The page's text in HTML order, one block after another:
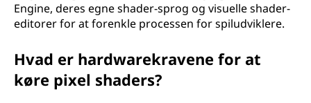
Engine, deres egne shader-sprog og visuelle shader-
editorer for at forenkle processen for spiludviklere.
Hvad er hardwarekravene for at
køre pixel shaders?